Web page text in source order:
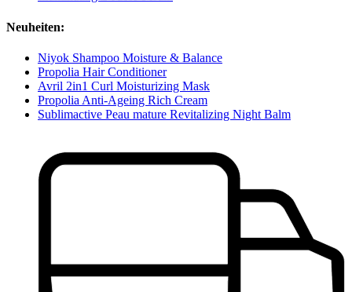
Neuheiten:
Niyok Shampoo Moisture & Balance
Propolia Hair Conditioner
Avril 2in1 Curl Moisturizing Mask
Propolia Anti-Ageing Rich Cream
Sublimactive Peau mature Revitalizing Night Balm